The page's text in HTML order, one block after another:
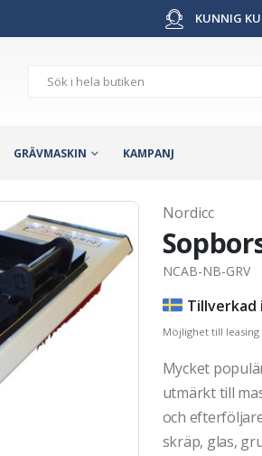
KUNNIG
GRÄVMASKIN KAMPANJ
Nordicc
NCAB-NB-GRV
Tillverkad
Möjlighet till
Mycket
utmärkt till
och
skräp, glas,